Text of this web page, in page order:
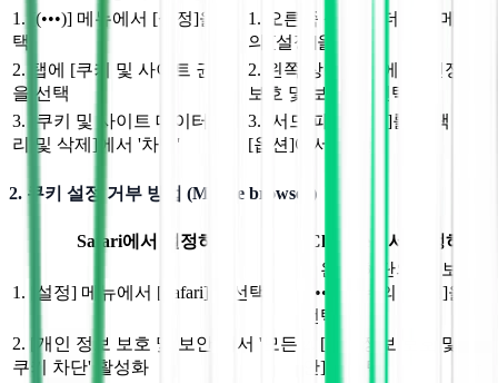
1. [(•••)] 메뉴에서 [설정]을 선
택
1. 오른쪽 상단의 더보기 메뉴
의 [설정]을 선택
2. 탭에 [쿠키 및 사이트 권한]
을 선택
2. 왼쪽 상단 메뉴에 [개인정보
보호 및 보안]을 선택
3. [쿠키 및 사이트 데이터 관
리 및 삭제]에서 '차단'
3. [서드 파티 쿠키]를 선택 후,
[옵션]에서 '차단'
2. 쿠키 설정 거부 방법 (Mobile browser)
Safari에서 설정하기 Chrome에서 설정하기
1. [설정] 메뉴에서 [Safari]를 선택
1. 왼쪽 하단의 [더보기
(•••)] 메뉴의 [설정]을
선택
2. [개인 정보 보호 및 보안]에서 '모든
쿠키 차단' 활성화
2. [개인정보 보호 및 보
안]을 선택